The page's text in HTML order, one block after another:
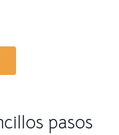
pasos